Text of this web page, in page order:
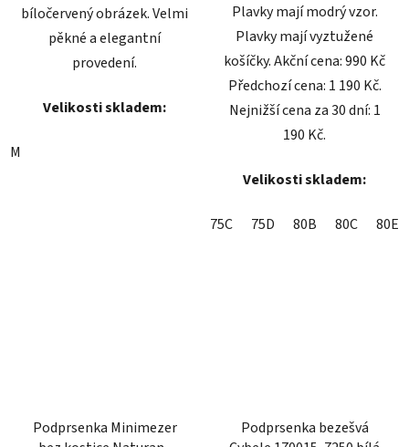
bíločervený obrázek. Velmi
pěkné a elegantní
provedení.
Velikosti skladem:
M
Plavky mají modrý vzor.
Plavky mají vyztužené
košíčky. Akční cena: 990 Kč
Předchozí cena: 1 190 Kč.
Nejnižší cena za 30 dní: 1
190 Kč.
Velikosti skladem:
75C 75D 80B 80C 80E
Podprsenka Minimezer
Podprsenka bezešvá